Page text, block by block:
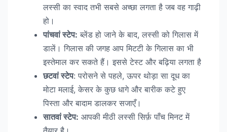
लस्सी का स्वाद तभी सबसे अच्छा लगता है जब वह गाढ़ी
हो।
पांचवां स्टेप: ब्लेंड हो जाने के बाद, लस्सी को गिलास में
डालें। गिलास की जगह आप मिटटी के गिलास का भी
इस्तेमाल कर सकते हैं। इससे टेस्ट और बढ़िया लगता है
छटवां स्टेप: परोसने से पहले, ऊपर थोड़ा सा दूध का
मोटा मलाई, केसर के कुछ धागे और बारीक कटे हुए
पिस्ता और बादाम डालकर सजाएँ।
सातवां स्टेप: आपकी मीठी लस्सी सिर्फ़ पाँच मिनट में